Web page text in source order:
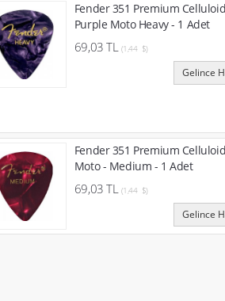
Fender 351 Premium
Purple Moto Heavy - 1 Adet
69,03 TL (1,44 $)
Gelince
Fender 351 Premium
Moto - Medium - 1 Adet
69,03 TL (1,44 $)
Gelince